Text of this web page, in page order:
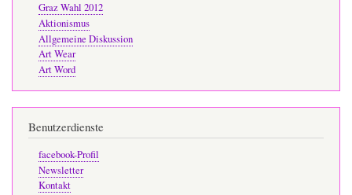
Graz Wahl 2012
Aktionismus
Allgemeine Diskussion
Art Wear
Art Word
Benutzerdienste
facebook-Profil
Newsletter
Kontakt